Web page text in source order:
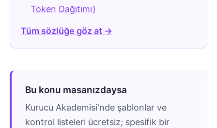
Token Dağıtımı)
Tüm sözlüğe göz at →
Bu konu masanızdaysa
Kurucu Akademisi'nde şablonlar ve
kontrol listeleri ücretsiz; spesifik bir